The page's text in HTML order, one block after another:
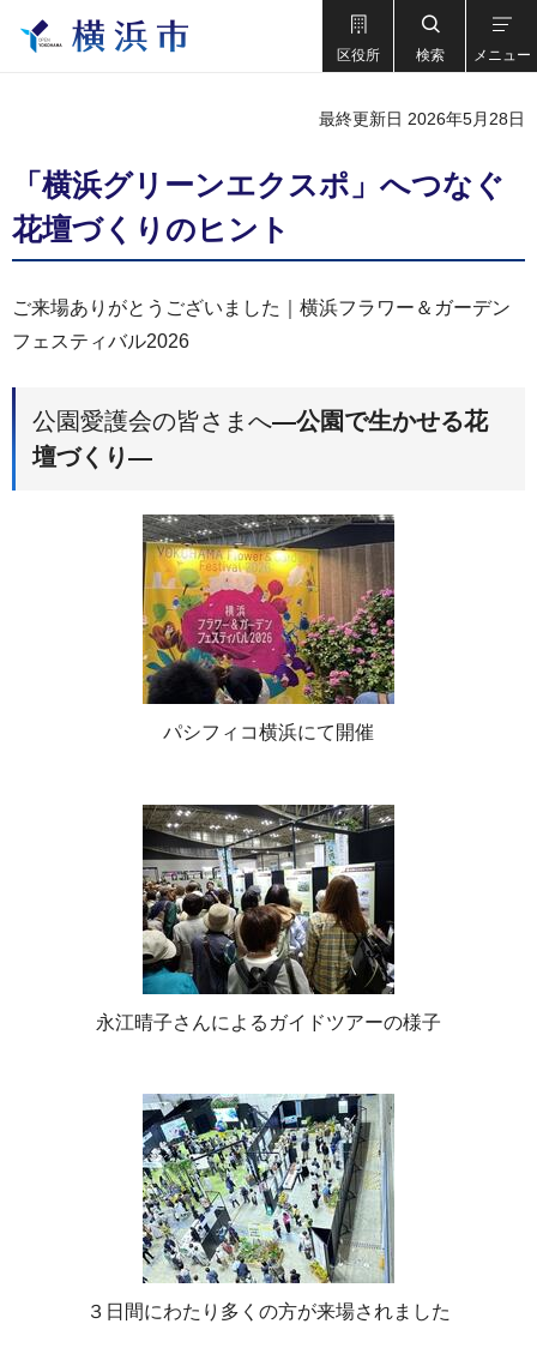
区役所 検索 メニュー
最終更新日 2026年5月28日
「横浜グリーンエクスポ」へつなぐ
花壇づくりのヒント
ご来場ありがとうございました｜横浜フラワー＆ガーデン
フェスティバル2026
公園愛護会の皆さまへ―公園で生かせる花
壇づくり―
パシフィコ横浜にて開催
永江晴子さんによるガイドツアーの様子
３日間にわたり多くの方が来場されました